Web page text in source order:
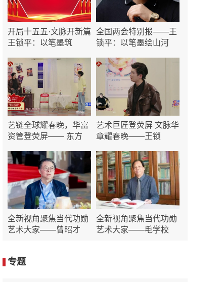
开局十五五·文脉开新篇
王锁平：以笔墨筑
全国两会特别报——王
锁平：以笔墨绘山河
艺链全球耀春晚，华富
资管登荧屏—— 东方
艺术巨匠登荧屏 文脉华
章耀春晚——王锁
全新视角聚焦当代功勋
艺术大家——曾昭才
全新视角聚焦当代功勋
艺术大家——毛学校
专题